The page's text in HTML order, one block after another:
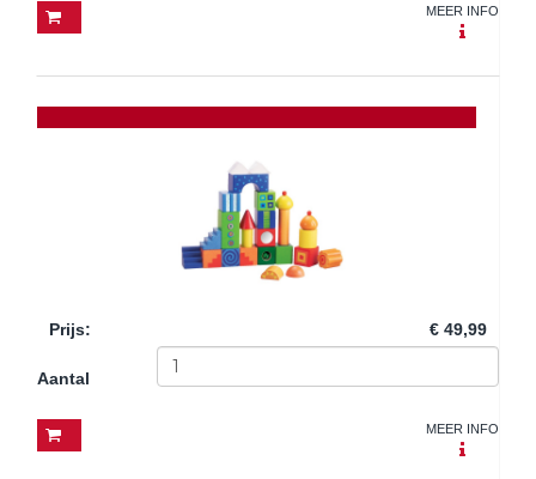
MEER INFO
Prijs: € 49,99
Aantal
MEER INFO